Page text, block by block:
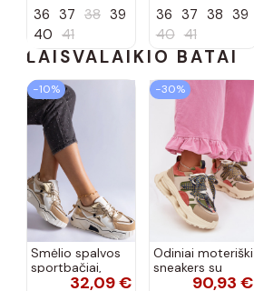
36 37 38 39
40 41
36 37 38 39
40 41
LAISVALAIKIO BATAI
−10%
Smėlio spalvos
sportbačiai,
dekoruoti Valdez
32,09 €
−30%
Odiniai moteriški
sneakers su
platforma D&A
90,93 €